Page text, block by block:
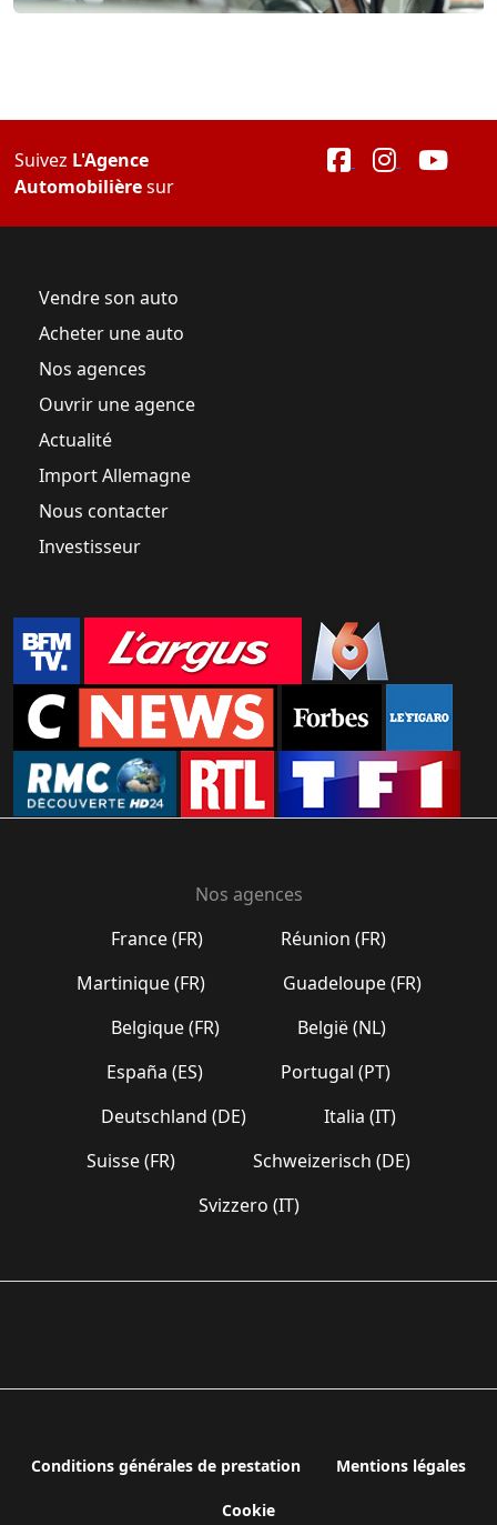
Suivez L'Agence
Automobilièresur
Vendre son auto
Acheter une auto
Nos agences
Ouvrir une agence
Actualité
Import Allemagne
Nous contacter
Investisseur
Nos agences
France (FR)
Réunion (FR)
Martinique (FR)
Guadeloupe (FR)
Belgique (FR)
België (NL)
España (ES)
Portugal (PT)
Deutschland (DE)
Italia (IT)
Suisse (FR)
Schweizerisch (DE)
Svizzero (IT)
Conditions générales de prestation Mentions légales
Cookie